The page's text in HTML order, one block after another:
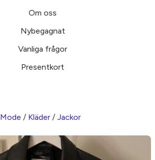
Om oss
Nybegagnat
Vanliga frågor
Presentkort
Mode / Kläder / Jackor